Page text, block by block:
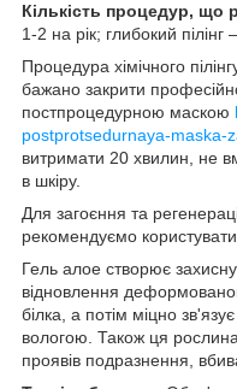
Кількість процедур, що
1-2 на рік; глибокий
Процедура хімічного
бажано закрити
постпроцедурною маскою
postprotsedurnaya-maska-
витримати 20 хвилин, не
в шкіру.
Для загоєння та
рекомендуємо
Гель алое створює
відновлення
білка, а потім міцно
вологою. Також ця рослина
проявів подразнення,